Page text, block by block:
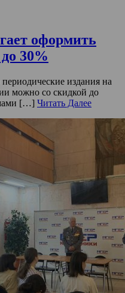
оформить
30%
издания на
можно со скидкой до
[…] Читать Далее